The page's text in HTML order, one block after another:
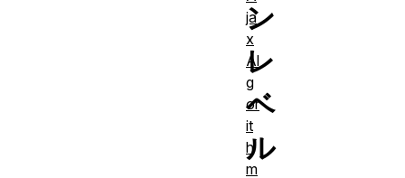
ン
レ
ベ
ル
ja
x
Al
g
or
it
h
m